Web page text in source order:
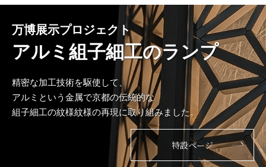
万博展示プロジェクト
アルミ組子細工のランプ
精密な加工技術を駆使して、
アルミという金属で京都の伝統的な
組子細工の紋様紋様の再現に取り組みました。
特設ページ